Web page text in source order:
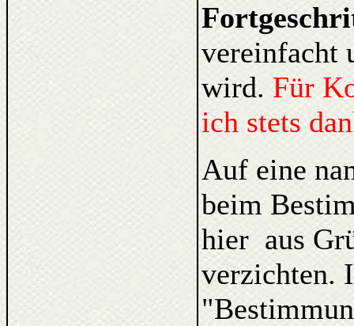
vereinfacht
wird. Für
ich stets
Auf eine
beim
hier aus
verzichten.